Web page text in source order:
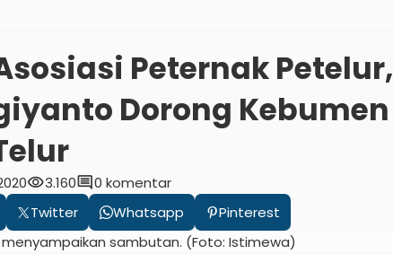
Peternak Petelur,
Dorong Kebumen
visibility3.160comment0 komentar
Twitter Whatsapp Pinterest